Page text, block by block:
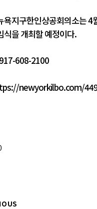
욕지구한인상공회의소는 4
식을 개최할 예정이다.
608-2100
newyorkilbo.com/